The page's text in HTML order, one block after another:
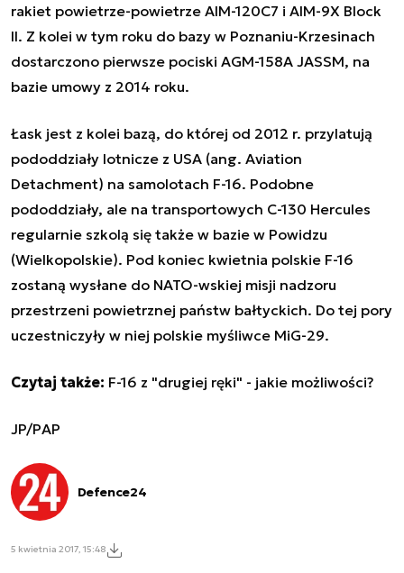
rakiet powietrze-powietrze AIM-120C7 i AIM-9X Block
II. Z kolei w tym roku do bazy w Poznaniu-Krzesinach
dostarczono pierwsze pociski AGM-158A JASSM, na
bazie umowy z 2014 roku.
Łask jest z kolei bazą, do której od 2012 r. przylatują
pododdziały lotnicze z USA (ang. Aviation
Detachment) na samolotach F-16. Podobne
pododdziały, ale na transportowych C-130 Hercules
regularnie szkolą się także w bazie w Powidzu
(Wielkopolskie). Pod koniec kwietnia polskie F-16
zostaną wysłane do NATO-wskiej misji nadzoru
przestrzeni powietrznej państw bałtyckich. Do tej pory
uczestniczyły w niej polskie myśliwce MiG-29.
Czytaj także: F-16 z "drugiej ręki" - jakie możliwości?
JP/PAP
Defence24
5 kwietnia 2017, 15:48